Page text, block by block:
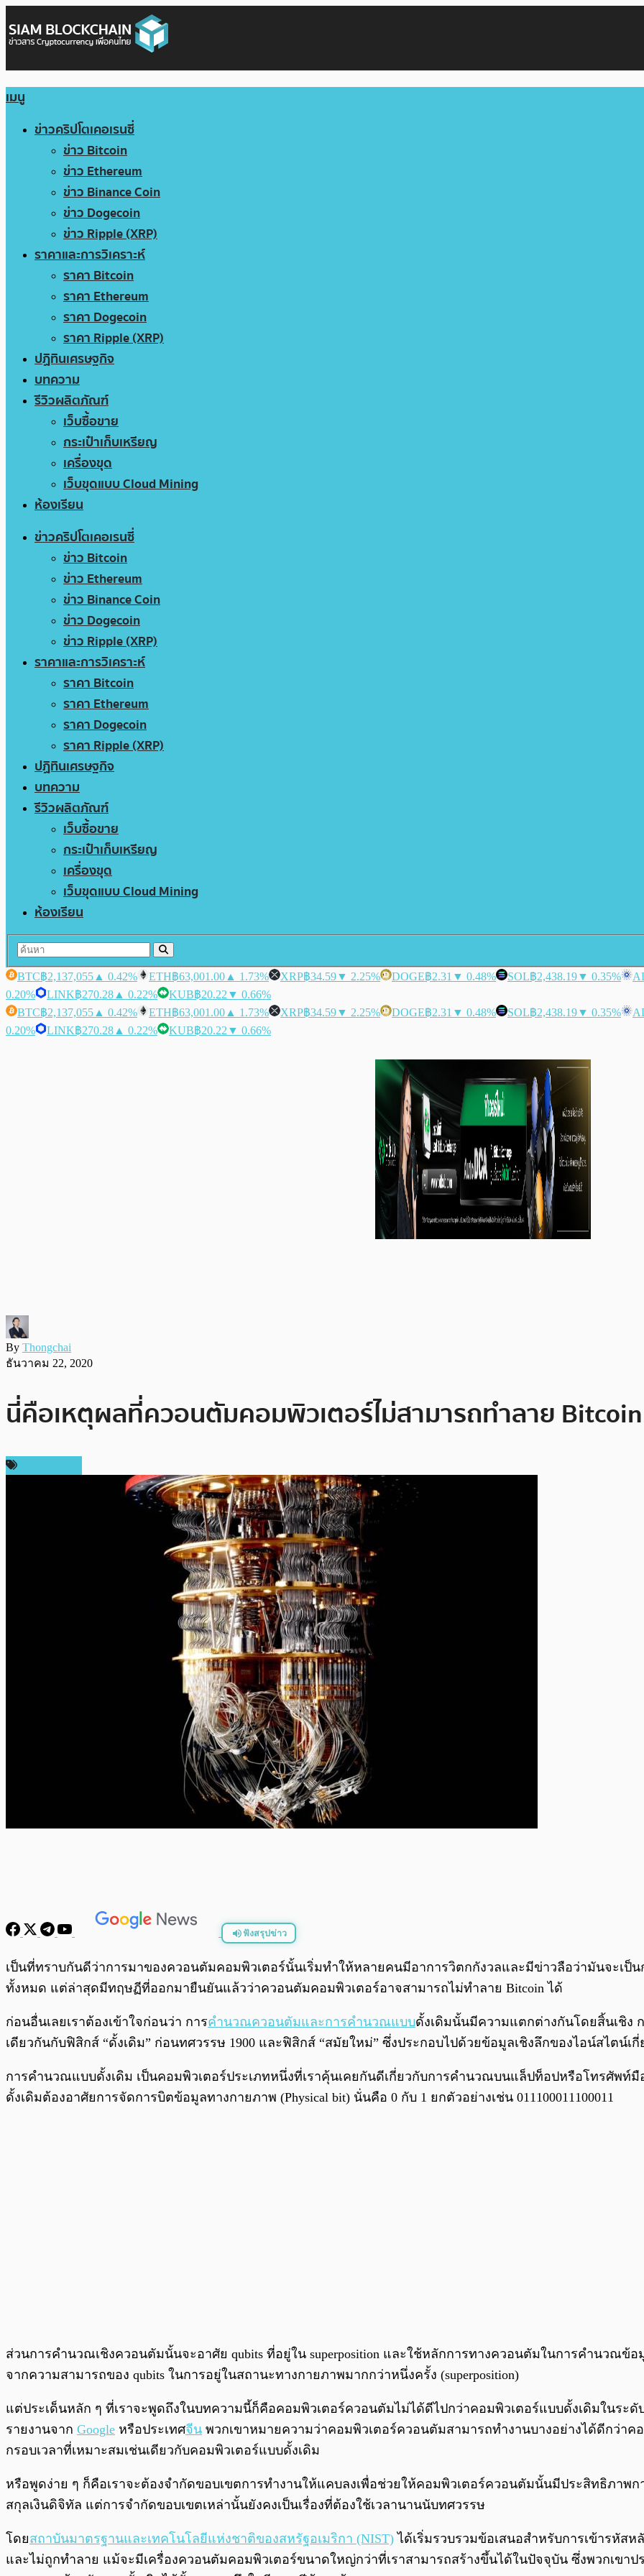
เมนู
ข่าวคริปโตเคอเรนซี่
ข่าว Bitcoin
ข่าว Ethereum
ข่าว Binance Coin
ข่าว Dogecoin
ข่าว Ripple (XRP)
ราคาและการวิเคราะห์
ราคา Bitcoin
ราคา Ethereum
ราคา Dogecoin
ราคา Ripple (XRP)
ปฏิทินเศรษฐกิจ
บทความ
รีวิวผลิตภัณฑ์
เว็บซื้อขาย
กระเป๋าเก็บเหรียญ
เครื่องขุด
เว็บขุดแบบ Cloud Mining
ห้องเรียน
ข่าวคริปโตเคอเรนซี่
ข่าว Bitcoin
ข่าว Ethereum
ข่าว Binance Coin
ข่าว Dogecoin
ข่าว Ripple (XRP)
ราคาและการวิเคราะห์
ราคา Bitcoin
ราคา Ethereum
ราคา Dogecoin
ราคา Ripple (XRP)
ปฏิทินเศรษฐกิจ
บทความ
รีวิวผลิตภัณฑ์
เว็บซื้อขาย
กระเป๋าเก็บเหรียญ
เครื่องขุด
เว็บขุดแบบ Cloud Mining
ห้องเรียน
BTC฿2,137,055 ▲ 0.42% ETH฿63,001.00 ▲ 1.73% XRP฿34.59▼ 2.25% DOGE฿2.31 ▼ 0.48% SOL฿2,438.19▼ 0.35%
0.20%
LINK฿270.28 ▲ 0.22% KUB฿20.22 ▼ 0.66%
BTC฿2,137,055 ▲ 0.42% ETH฿63,001.00 ▲ 1.73% XRP฿34.59▼ 2.25% DOGE฿2.31 ▼ 0.48% SOL฿2,438.19▼ 0.35%
0.20%
LINK฿270.28 ▲ 0.22% KUB฿20.22 ▼ 0.66%
By Thongchai
ธันวาคม 22, 2020
นี่คือเหตุผลที่ควอนตัมคอมพิวเตอร์ไม่สามารถทำลาย
ฟังสรุปข่าว
พร้อมเล่น
เป็นที่ทราบกันดีว่าการมาของควอนตัมคอมพิวเตอร์นั้นเริ่มทำให้หลายคนมีอาการวิตกกังวลและมีข่าวลือว่ามันจะเป็
ทั้งหมด แต่ล่าสุดมีทฤษฏีที่ออกมายืนยันแล้วว่าควอนตัมคอมพิวเตอร์อาจสามารถไม่ทำลาย Bitcoin ได้
ก่อนอื่นเลยเราต้องเข้าใจก่อนว่า การคำนวณควอนตัมและการคำนวณแบบดั้งเดิมนั้นมีความแตกต่างกันโดยสิ้นเชิง
เดียวกันกับฟิสิกส์ “ดั้งเดิม” ก่อนทศวรรษ 1900 และฟิสิกส์ “สมัยใหม่” ซึ่งประกอบไปด้วยข้อมูลเชิงลึกของไอน์สไต
การคำนวณแบบดั้งเดิม เป็นคอมพิวเตอร์ประเภทหนึ่งที่เราคุ้นเคยกันดีเกี่ยวกับการคำนวณบนแล็ปท็อปหรือโทรศัพ
ดั้งเดิมต้องอาศัยการจัดการบิตข้อมูลทางกายภาพ (Physical bit) นั่นคือ 0 กับ 1 ยกตัวอย่างเช่น 011100011100011
ส่วนการคำนวณเชิงควอนตัมนั้นจะอาศัย qubits ที่อยู่ใน superposition และใช้หลักการทางควอนตัมในการคำนวณ
จากความสามารถของ qubits ในการอยู่ในสถานะทางกายภาพมากกว่าหนึ่งครั้ง (superposition)
แต่ประเด็นหลัก ๆ ที่เราจะพูดถึงในบทความนี้ก็คือคอมพิวเตอร์ควอนตัมไม่ได้ดีไปกว่าคอมพิวเตอร์แบบดั้งเดิมในระ
รายงานจาก Google หรือประเทศจีน พวกเขาหมายความว่าคอมพิวเตอร์ควอนตัมสามารถทำงานบางอย่างได้ดีกว่าค
กรอบเวลาที่เหมาะสมเช่นเดียวกับคอมพิวเตอร์แบบดั้งเดิม
หรือพูดง่าย ๆ ก็คือเราจะต้องจำกัดขอบเขตการทำงานให้แคบลงเพื่อช่วยให้คอมพิวเตอร์ควอนตัมนั้นมีประสิทธิภา
สกุลเงินดิจิทัล แต่การจำกัดขอบเขตเหล่านั้นยังคงเป็นเรื่องที่ต้องใช้เวลานานนับทศวรรษ
โดยสถาบันมาตรฐานและเทคโนโลยีแห่งชาติของสหรัฐอเมริกา (NIST) ได้เริ่มรวบรวมข้อเสนอสำหรับการเข้ารหัส
และไม่ถูกทำลาย แม้จะมีเครื่องควอนตัมคอมพิวเตอร์ขนาดใหญ่กว่าที่เราสามารถสร้างขึ้นได้ในปัจจุบัน ซึ่งพวกเข